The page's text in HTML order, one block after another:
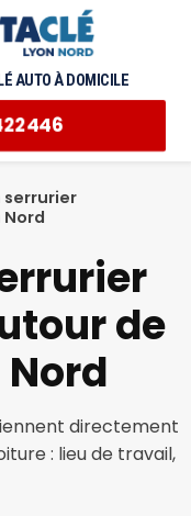
AUTO À DOMICILE
serrurier
de
directement
: lieu de travail,